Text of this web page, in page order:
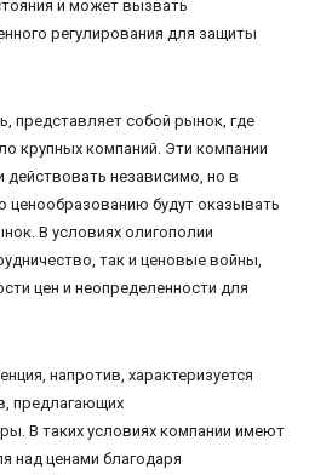
и может вызвать
регулирования для защиты
представляет собой рынок, где
крупных компаний. Эти компании
действовать независимо, но в
ценообразованию будут оказывать
В условиях олигополии
так и ценовые войны,
цен и неопределенности для
напротив, характеризуется
предлагающих
В таких условиях компании имеют
над ценами благодаря